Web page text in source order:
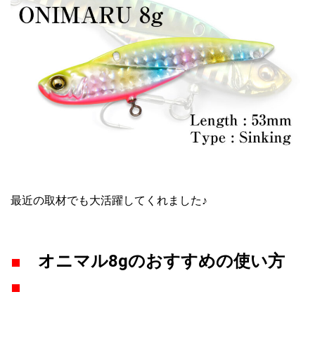
最近の取材でも大活躍してくれました♪
■ オニマル8gのおすすめの使い方
■